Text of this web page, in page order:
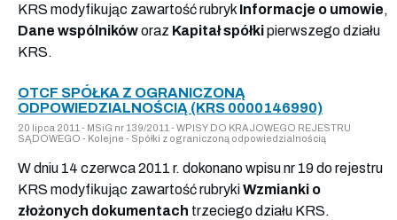
KRS modyfikując zawartość rubryk Informacje o umowie,
Dane wspólnikóworaz Kapitał spółkipierwszego działu
KRS.
OTCF SPÓŁKA Z OGRANICZONĄ
ODPOWIEDZIALNOŚCIĄ (KRS 0000146990)
20 lipca 2011 - MSiG nr 139/2011 - WPISY DO KRAJOWEGO REJESTRU
SĄDOWEGO - Kolejne - Spółki z ograniczoną odpowiedzialnością
W dniu 14 czerwca 2011 r. dokonano wpisu nr 19 do rejestru
KRS modyfikując zawartość rubrykiWzmianki o
złożonych dokumentach trzeciego działu KRS.